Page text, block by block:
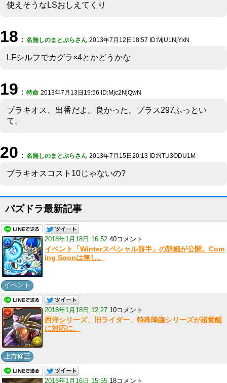
使えそうなLSおしえてくり
18 ： 名無しのまとぷらさん 2013年7月12日18:57 ID:MjU1NjYxN
LFシルフでカグラ×4とかどうかな
19 ： 特命 2013年7月13日19:56 ID:Mjc2NjQwN
ブラキオス、出番だよ。良かった、プラス297ふっとい
て。
20 ： 名無しのまとぷらさん 2013年7月15日20:13 ID:NTU3ODU1M
ブラキオスコスト10じゃないの?
パズドラ最新記事
2018年1月18日 16:52 40コメント
イベント「Winterスペシャル前半」の詳細が公開。Com
ing Soonは無し。
イベント
2018年1月18日 12:27 10コメント
西洋シリーズ、旧ライダー、特殊降臨シリーズが超覚醒
に対応に。
上方修正
2018年1月16日 15:55 18コメント